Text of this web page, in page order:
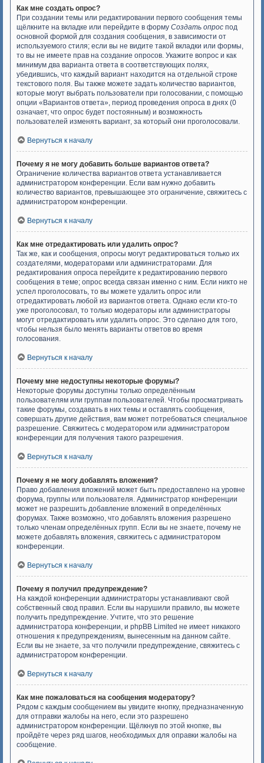
Как мне создать опрос?
При создании темы или редактировании первого сообщения темы
щёлкните на вкладке или перейдите в форму Создать опрос под
основной формой для создания сообщения, в зависимости от
используемого стиля; если вы не видите такой вкладки или формы,
то вы не имеете прав на создание опросов. Укажите вопрос и как
минимум два варианта ответа в соответствующих полях,
убедившись, что каждый вариант находится на отдельной строке
текстового поля. Вы также можете задать количество вариантов,
которые могут выбрать пользователи при голосовании, с помощью
опции «Вариантов ответа», период проведения опроса в днях (0
означает, что опрос будет постоянным) и возможность
пользователей изменять вариант, за который они проголосовали.
Вернуться к началу
Почему я не могу добавить больше вариантов ответа?
Ограничение количества вариантов ответа устанавливается
администратором конференции. Если вам нужно добавить
количество вариантов, превышающее это ограничение, свяжитесь с
администратором конференции.
Вернуться к началу
Как мне отредактировать или удалить опрос?
Так же, как и сообщения, опросы могут редактироваться только их
создателями, модераторами или администраторами. Для
редактирования опроса перейдите к редактированию первого
сообщения в теме; опрос всегда связан именно с ним. Если никто не
успел проголосовать, то вы можете удалить опрос или
отредактировать любой из вариантов ответа. Однако если кто-то
уже проголосовал, то только модераторы или администраторы
могут отредактировать или удалить опрос. Это сделано для того,
чтобы нельзя было менять варианты ответов во время
голосования.
Вернуться к началу
Почему мне недоступны некоторые форумы?
Некоторые форумы доступны только определённым
пользователям или группам пользователей. Чтобы просматривать
такие форумы, создавать в них темы и оставлять сообщения,
совершать другие действия, вам может потребоваться специальное
разрешение. Свяжитесь с модератором или администратором
конференции для получения такого разрешения.
Вернуться к началу
Почему я не могу добавлять вложения?
Право добавления вложений может быть предоставлено на уровне
форума, группы или пользователя. Администратор конференции
может не разрешить добавление вложений в определённых
форумах. Также возможно, что добавлять вложения разрешено
только членам определённых групп. Если вы не знаете, почему не
можете добавлять вложения, свяжитесь с администратором
конференции.
Вернуться к началу
Почему я получил предупреждение?
На каждой конференции администраторы устанавливают свой
собственный свод правил. Если вы нарушили правило, вы можете
получить предупреждение. Учтите, что это решение
администратора конференции, и phpBB Limited не имеет никакого
отношения к предупреждениям, вынесенным на данном сайте.
Если вы не знаете, за что получили предупреждение, свяжитесь с
администратором конференции.
Вернуться к началу
Как мне пожаловаться на сообщения модератору?
Рядом с каждым сообщением вы увидите кнопку, предназначенную
для отправки жалобы на него, если это разрешено
администратором конференции. Щёлкнув по этой кнопке, вы
пройдёте через ряд шагов, необходимых для оправки жалобы на
сообщение.